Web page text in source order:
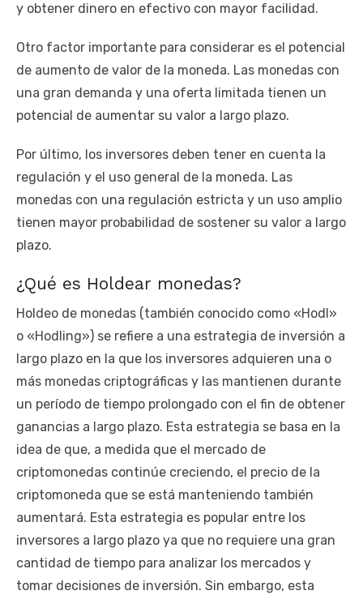
y obtener dinero en efectivo con mayor facilidad.
Otro factor importante para considerar es el potencial
de aumento de valor de la moneda. Las monedas con
una gran demanda y una oferta limitada tienen un
potencial de aumentar su valor a largo plazo.
Por último, los inversores deben tener en cuenta la
regulación y el uso general de la moneda. Las
monedas con una regulación estricta y un uso amplio
tienen mayor probabilidad de sostener su valor a largo
plazo.
¿Qué es Holdear monedas?
Holdeo de monedas (también conocido como «Hodl»
o «Hodling») se refiere a una estrategia de inversión a
largo plazo en la que los inversores adquieren una o
más monedas criptográficas y las mantienen durante
un período de tiempo prolongado con el fin de obtener
ganancias a largo plazo. Esta estrategia se basa en la
idea de que, a medida que el mercado de
criptomonedas continúe creciendo, el precio de la
criptomoneda que se está manteniendo también
aumentará. Esta estrategia es popular entre los
inversores a largo plazo ya que no requiere una gran
cantidad de tiempo para analizar los mercados y
tomar decisiones de inversión. Sin embargo, esta